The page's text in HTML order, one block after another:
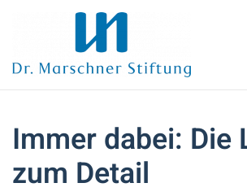
Zum Hauptinhalt springen
Immer dabei: Die
zum Detail